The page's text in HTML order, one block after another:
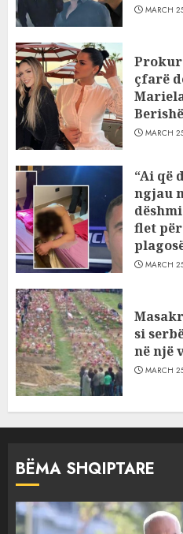
MARCH
çfarë
MARCH
“Ai që
ngjau
flet për
MARCH
si
në një
MARCH
BËMA SHQIPTARE